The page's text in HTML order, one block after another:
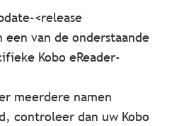
<release
van de onderstaande
Kobo eReader-
meerdere namen
controleer dan uw Kobo